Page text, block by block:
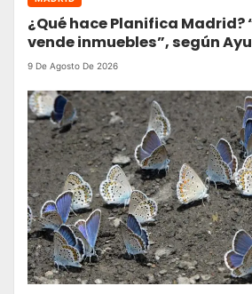
¿Qué hace Planifica Madrid?
vende inmuebles”, según
realidad lo desmiente: solo
9 De Agosto De 2026